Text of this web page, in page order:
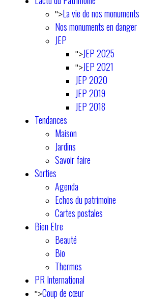
">La vie de nos monuments
Nos monuments en danger
JEP
">JEP 2025
">JEP 2021
JEP 2020
JEP 2019
JEP 2018
Tendances
Maison
Jardins
Savoir faire
Sorties
Agenda
Echos du patrimoine
Cartes postales
Bien Etre
Beauté
Bio
Thermes
PR International
">Coup de cœur